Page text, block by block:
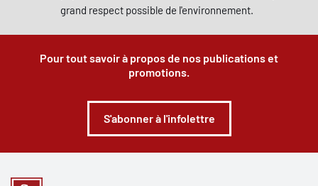
grand respect possible de l'environnement.
Pour tout savoir à propos de nos publications et
promotions.
S'abonner à l'infolettre